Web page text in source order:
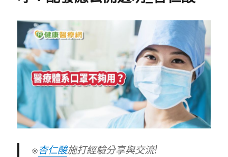
※杏仁酸施打經驗分享與交流!